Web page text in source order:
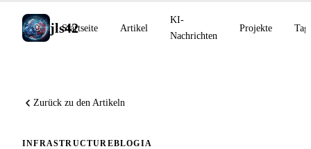
jls42
Startseite Artikel
KI-
Nachrichten
Projekte
Zurück zu den Artikeln
INFRASTRUCTUREBLOGIA